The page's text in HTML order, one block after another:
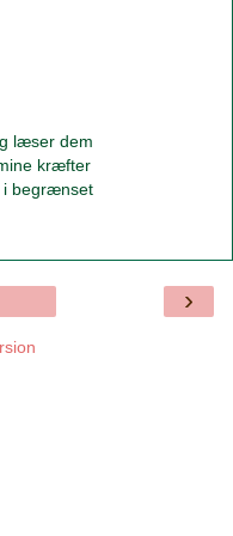
læser dem
kræfter
i begrænset
›